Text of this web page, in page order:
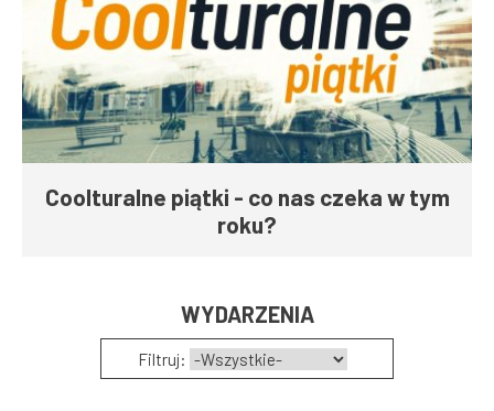
Coolturalne piątki - co nas czeka w tym
roku?
WYDARZENIA
Filtruj: